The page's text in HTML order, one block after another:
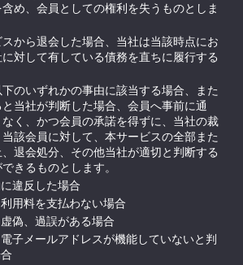
め、会員としての権利を失うものとしま
から退会した場合、当社は当該時点にお
対して有している債務を直ちに履行する
のいずれかの事由に該当する場合、また
当社が判断した場合、会員へ事前に通
く、かつ会員の承諾を得ずに、当社の裁
該会員に対して、本サービスの全部また
退会処分、その他当社が適切と判断する
きるものとします。
違反した場合
用料を支払わない場合
偽、過誤がある場合
子メールアドレスが機能していないと判